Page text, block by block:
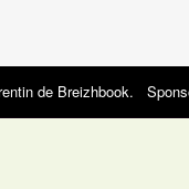
de Breizhbook.